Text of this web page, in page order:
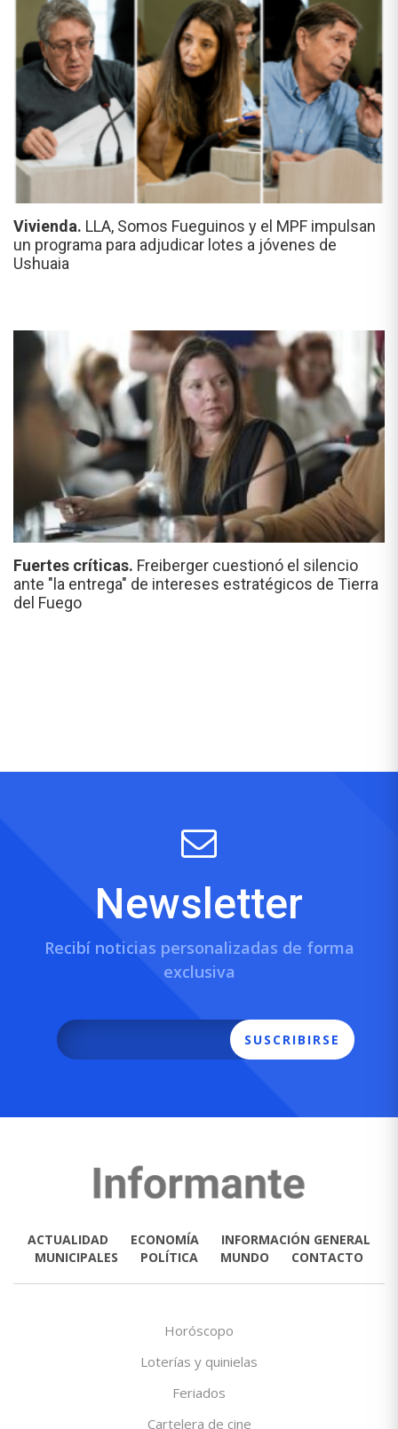
Vivienda. LLA, Somos Fueguinos y el MPF impulsan
un programa para adjudicar lotes a jóvenes de
Ushuaia
Fuertes críticas. Freiberger cuestionó el silencio
ante "la entrega" de intereses estratégicos de Tierra
del Fuego
Newsletter
Recibí noticias personalizadas de forma
exclusiva
SUSCRIBIRSE
ACTUALIDAD ECONOMÍA
INFORMACIÓN GENERAL
MUNICIPALES
POLÍTICA MUNDO CONTACTO
Horóscopo
Loterías y quinielas
Feriados
Cartelera de cine